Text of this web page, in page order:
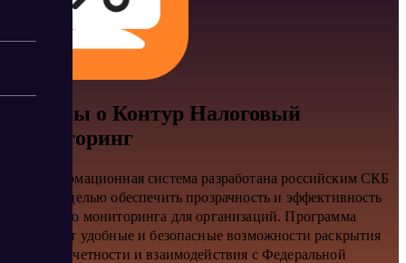
Отзывы о Контур Налоговый
Мониторинг
Эта информационная система разработана российским СКБ
Контур с целью обеспечить прозрачность и эффективность
налогового мониторинга для организаций. Программа
предлагает удобные и безопасные возможности раскрытия
данных отчетности и взаимодействия с Федеральной